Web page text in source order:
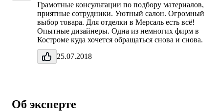
Грамотные консультации по подбору материалов,
приятные сотрудники. Уютный салон. Огромный
выбор товара. Для отделки в Мерсаль есть всё!
Опытные дизайнеры. Одна из немногих фирм в
Костроме куда хочется обращаться снова и снова.
25.07.2018
Об эксперте